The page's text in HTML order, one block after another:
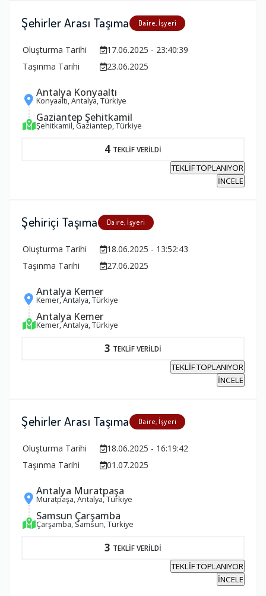
Şehirler Arası Taşıma Daire, İşyeri
Oluşturma Tarihi
17.06.2025 - 23:40:39
Taşınma Tarihi
23.06.2025
Antalya Konyaaltı
Konyaaltı, Antalya, Türkiye
Gaziantep Şehitkamil
Şehitkamil, Gaziantep, Türkiye
4 TEKLİF VERİLDİ
TEKLİF TOPLANIYOR
İNCELE
Şehiriçi Taşıma Daire, İşyeri
Oluşturma Tarihi
18.06.2025 - 13:52:43
Taşınma Tarihi
27.06.2025
Antalya Kemer
Kemer, Antalya, Türkiye
Antalya Kemer
Kemer, Antalya, Türkiye
3 TEKLİF VERİLDİ
TEKLİF TOPLANIYOR
İNCELE
Şehirler Arası Taşıma Daire, İşyeri
Oluşturma Tarihi
18.06.2025 - 16:19:42
Taşınma Tarihi
01.07.2025
Antalya Muratpaşa
Muratpaşa, Antalya, Türkiye
Samsun Çarşamba
Çarşamba, Samsun, Türkiye
3 TEKLİF VERİLDİ
TEKLİF TOPLANIYOR
İNCELE